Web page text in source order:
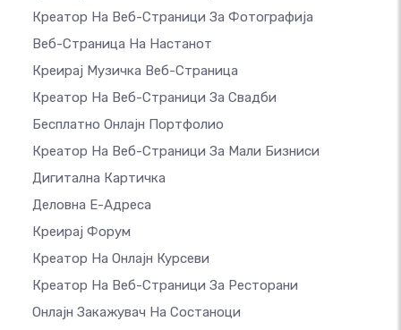
Креатор На Веб-Страници За Фотографија
Веб-Страница На Настанот
Креирај Музичка Веб-Страница
Креатор На Веб-Страници За Свадби
Бесплатно Онлајн Портфолио
Креатор На Веб-Страници За Мали Бизниси
Дигитална Картичка
Деловна Е-Адреса
Креирај Форум
Креатор На Онлајн Курсеви
Креатор На Веб-Страници За Ресторани
Онлајн Закажувач На Состаноци